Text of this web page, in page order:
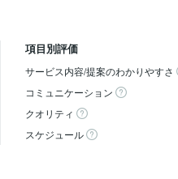
項目別評価
サービス内容/提案のわかりやすさ
コミュニケーション
クオリティ
スケジュール